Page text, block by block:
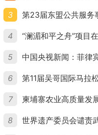
3
4
5
6
7
8